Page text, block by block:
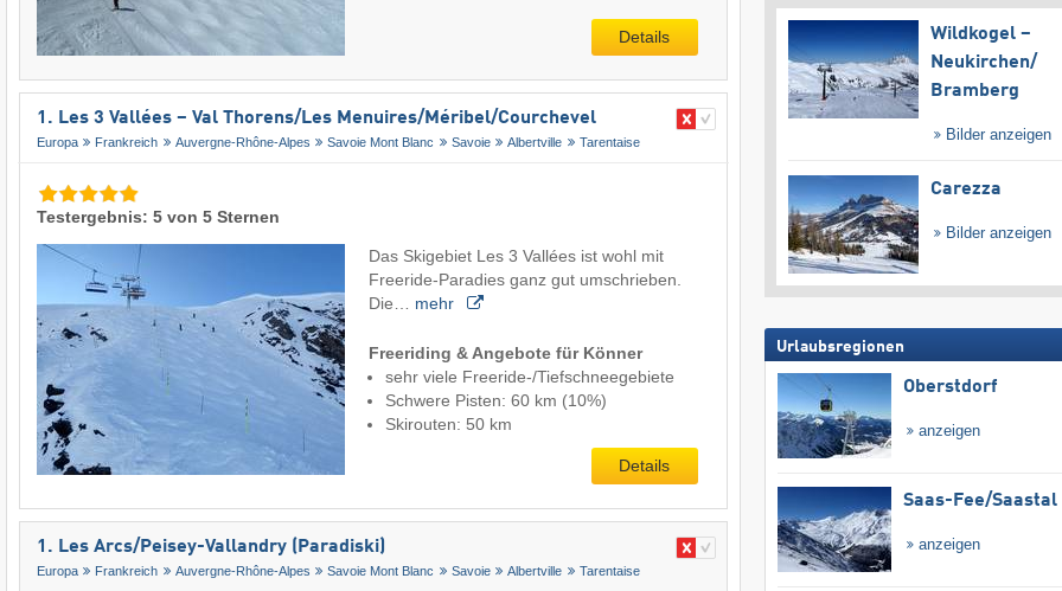
Details
1. Les 3 Vallées – Val Thorens/​Les Menuires/​Méribel/​Courchevel
Europa Frankreich Auvergne-Rhône-Alpes Savoie Mont Blanc Savoie Albertville Tarentaise
Testergebnis: 5 von 5 Sternen
Das Skigebiet Les 3 Vallées ist wohl mit
Freeride-Paradies ganz gut umschrieben.
Die… mehr
Freeriding & Angebote für Könner
sehr viele Freeride-/Tiefschneegebiete
Schwere Pisten: 60 km (10%)
Skirouten: 50 km
Details
1. Les Arcs/​Peisey-Vallandry (Paradiski)
Europa Frankreich Auvergne-Rhône-Alpes Savoie Mont Blanc Savoie Albertville Tarentaise
Wildkogel –
Neukirchen/​
Bramberg
Bilder anzeigen
Carezza
Bilder anzeigen
Urlaubsregionen
Oberstdorf
anzeigen
Saas-Fee/​Saastal
anzeigen